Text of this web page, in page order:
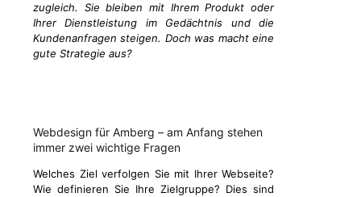
zugleich. Sie bleiben mit Ihrem Produkt oder
Ihrer Dienstleistung im Gedächtnis und die
Kundenanfragen steigen. Doch was macht eine
gute Strategie aus?
Webdesign für Amberg – am Anfang stehen
immer zwei wichtige Fragen
Welches Ziel verfolgen Sie mit Ihrer Webseite?
Wie definieren Sie Ihre Zielgruppe? Dies sind